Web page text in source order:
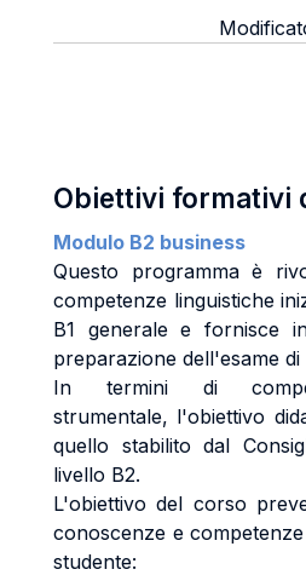
Obiettivi formativi
Modulo B2 business
Questo programma è
competenze linguistiche
B1 generale e fornisce
preparazione dell'esame
In termini di
strumentale, l'obiettivo
quello stabilito dal
livello B2.
L'obiettivo del corso
conoscenze e
studente: